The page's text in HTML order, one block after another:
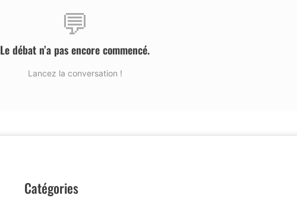
💬
Le débat n’a pas encore commencé.
Lancez la conversation !
Catégories